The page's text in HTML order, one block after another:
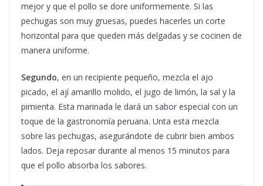
mejor y que el pollo se dore uniformemente. Si las
pechugas son muy gruesas, puedes hacerles un corte
horizontal para que queden más delgadas y se cocinen de
manera uniforme.
Segundo, en un recipiente pequeño, mezcla el ajo
picado, el ají amarillo molido, el jugo de limón, la sal y la
pimienta. Esta marinada le dará un sabor especial con un
toque de la gastronomía peruana. Unta esta mezcla
sobre las pechugas, asegurándote de cubrir bien ambos
lados. Deja reposar durante al menos 15 minutos para
que el pollo absorba los sabores.